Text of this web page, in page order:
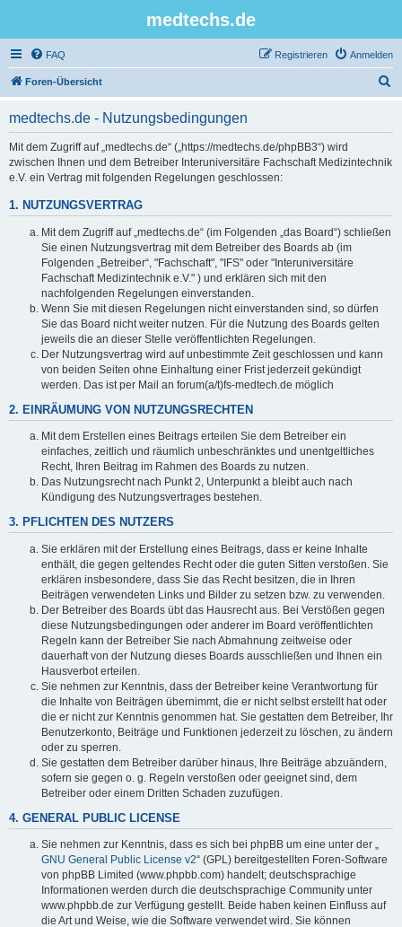
medtechs.de
FAQ Anmelden
Registrieren
Foren-Übersicht
medtechs.de - Nutzungsbedingungen
Mit dem Zugriff auf „medtechs.de“ („https://medtechs.de/phpBB3“) wird
zwischen Ihnen und dem Betreiber Interuniversitäre Fachschaft Medizintechnik
e.V. ein Vertrag mit folgenden Regelungen geschlossen:
1. NUTZUNGSVERTRAG
Mit dem Zugriff auf „medtechs.de“ (im Folgenden „das Board“) schließen
Sie einen Nutzungsvertrag mit dem Betreiber des Boards ab (im
Folgenden „Betreiber“, "Fachschaft", "IFS" oder "Interuniversitäre
Fachschaft Medizintechnik e.V." ) und erklären sich mit den
nachfolgenden Regelungen einverstanden.
Wenn Sie mit diesen Regelungen nicht einverstanden sind, so dürfen
Sie das Board nicht weiter nutzen. Für die Nutzung des Boards gelten
jeweils die an dieser Stelle veröffentlichten Regelungen.
Der Nutzungsvertrag wird auf unbestimmte Zeit geschlossen und kann
von beiden Seiten ohne Einhaltung einer Frist jederzeit gekündigt
werden. Das ist per Mail an forum(a/t)fs-medtech.de möglich
2. EINRÄUMUNG VON NUTZUNGSRECHTEN
Mit dem Erstellen eines Beitrags erteilen Sie dem Betreiber ein
einfaches, zeitlich und räumlich unbeschränktes und unentgeltliches
Recht, Ihren Beitrag im Rahmen des Boards zu nutzen.
Das Nutzungsrecht nach Punkt 2, Unterpunkt a bleibt auch nach
Kündigung des Nutzungsvertrages bestehen.
3. PFLICHTEN DES NUTZERS
Sie erklären mit der Erstellung eines Beitrags, dass er keine Inhalte
enthält, die gegen geltendes Recht oder die guten Sitten verstoßen. Sie
erklären insbesondere, dass Sie das Recht besitzen, die in Ihren
Beiträgen verwendeten Links und Bilder zu setzen bzw. zu verwenden.
Der Betreiber des Boards übt das Hausrecht aus. Bei Verstößen gegen
diese Nutzungsbedingungen oder anderer im Board veröffentlichten
Regeln kann der Betreiber Sie nach Abmahnung zeitweise oder
dauerhaft von der Nutzung dieses Boards ausschließen und Ihnen ein
Hausverbot erteilen.
Sie nehmen zur Kenntnis, dass der Betreiber keine Verantwortung für
die Inhalte von Beiträgen übernimmt, die er nicht selbst erstellt hat oder
die er nicht zur Kenntnis genommen hat. Sie gestatten dem Betreiber, Ihr
Benutzerkonto, Beiträge und Funktionen jederzeit zu löschen, zu ändern
oder zu sperren.
Sie gestatten dem Betreiber darüber hinaus, Ihre Beiträge abzuändern,
sofern sie gegen o. g. Regeln verstoßen oder geeignet sind, dem
Betreiber oder einem Dritten Schaden zuzufügen.
4. GENERAL PUBLIC LICENSE
Sie nehmen zur Kenntnis, dass es sich bei phpBB um eine unter der „
GNU General Public License v2“ (GPL) bereitgestellten Foren-Software
von phpBB Limited (www.phpbb.com) handelt; deutschsprachige
Informationen werden durch die deutschsprachige Community unter
www.phpbb.de zur Verfügung gestellt. Beide haben keinen Einfluss auf
die Art und Weise, wie die Software verwendet wird. Sie können